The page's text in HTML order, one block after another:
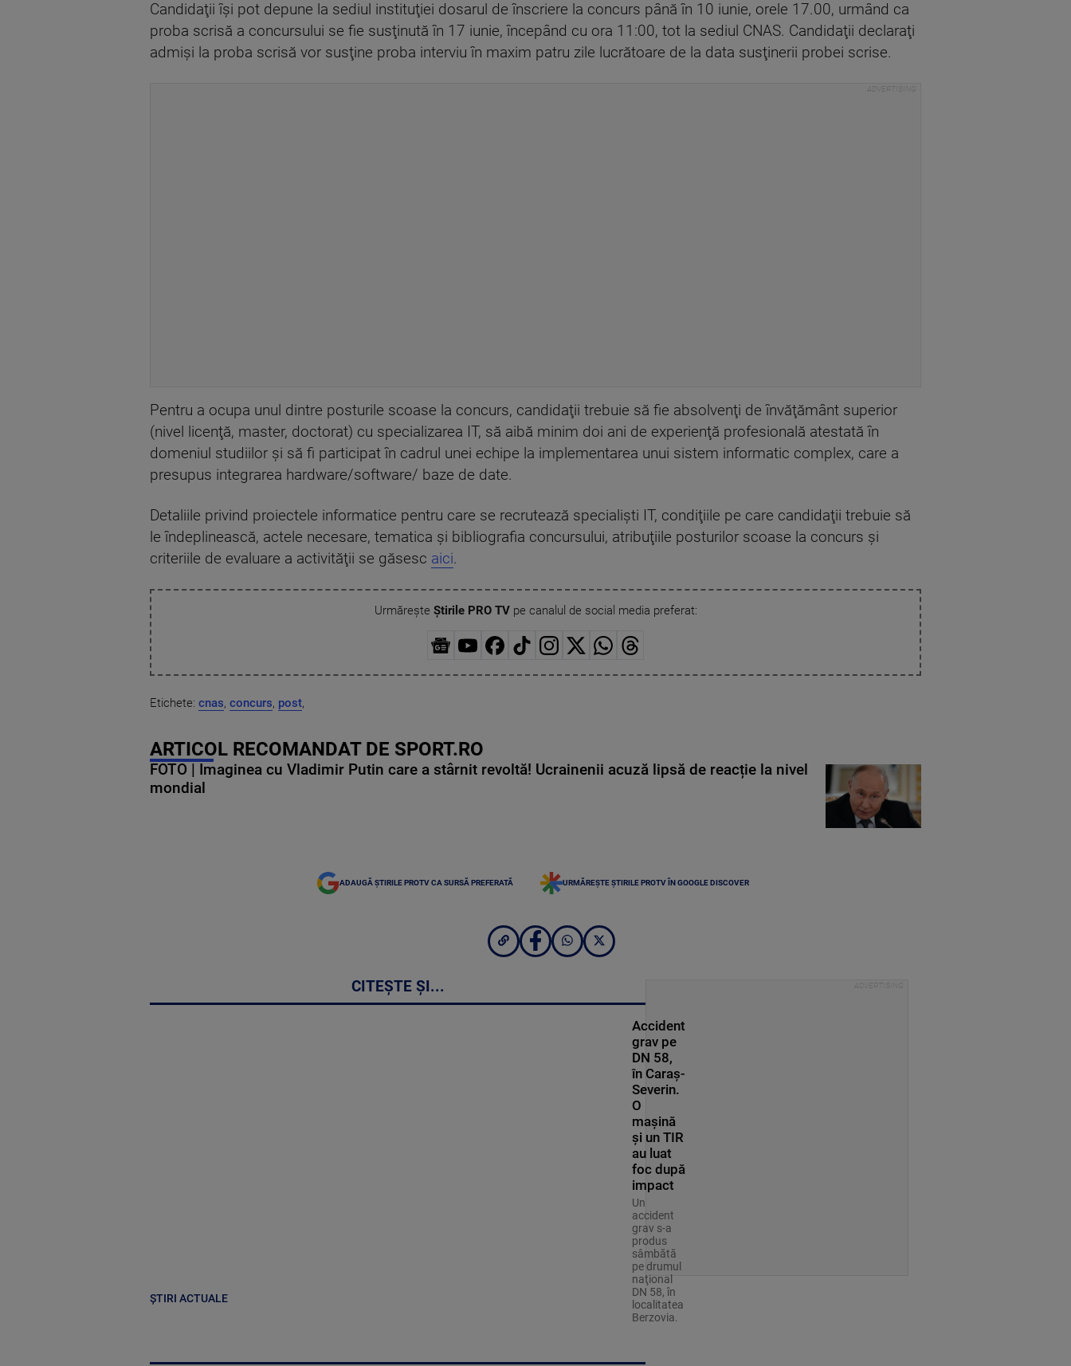
Candidaţii îşi pot depune la sediul instituţiei dosarul de înscriere la concurs până în 10 iunie, orele 17.00, urmând ca
proba scrisă a concursului se fie susţinută în 17 iunie, începând cu ora 11:00, tot la sediul CNAS. Candidaţii declaraţi
admişi la proba scrisă vor susţine proba interviu în maxim patru zile lucrătoare de la data susţinerii probei scrise.
Pentru a ocupa unul dintre posturile scoase la concurs, candidaţii trebuie să fie absolvenţi de învăţământ superior
(nivel licenţă, master, doctorat) cu specializarea IT, să aibă minim doi ani de experienţă profesională atestată în
domeniul studiilor şi să fi participat în cadrul unei echipe la implementarea unui sistem informatic complex, care a
presupus integrarea hardware/software/ baze de date.
Detaliile privind proiectele informatice pentru care se recrutează specialişti IT, condiţiile pe care candidaţii trebuie să
le îndeplinească, actele necesare, tematica şi bibliografia concursului, atribuţiile posturilor scoase la concurs şi
criteriile de evaluare a activităţii se găsesc aici.
Urmărește Știrile PRO TVpe canalul de social media preferat:
Etichete: cnas, concurs, post,
ARTICOL RECOMANDAT DE SPORT.RO
FOTO | Imaginea cu Vladimir Putin care a stârnit revoltă! Ucrainenii acuză lipsă de reacție la nivel
mondial
ADAUGĂ ȘTIRILE PROTV CA SURSĂ PREFERATĂ URMĂREȘTE ȘTIRILE PROTV ÎN GOOGLE DISCOVER
CITEȘTE ȘI...
ȘTIRI ACTUALE
Accident
grav pe
DN 58,
în Caraș-
Severin.
O
mașină
și un TIR
au luat
foc după
impact
Un
accident
grav s-a
produs
sâmbătă
pe drumul
naţional
DN 58, în
localitatea
Berzovia.